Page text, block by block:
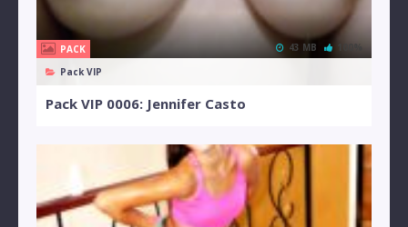
PACK
Pack VIP
43 MB 100%
Pack VIP 0006: Jennifer Casto